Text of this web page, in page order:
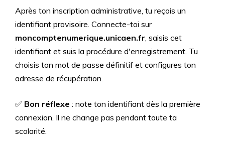
Après ton inscription administrative, tu reçois un
identifiant provisoire. Connecte-toi sur
moncomptenumerique.unicaen.fr , saisis cet
identifiant et suis la procédure d'enregistrement. Tu
choisis ton mot de passe définitif et configures ton
adresse de récupération.
✅ Bon réflexe : note ton identifiant dès la première
connexion. Il ne change pas pendant toute ta
scolarité.